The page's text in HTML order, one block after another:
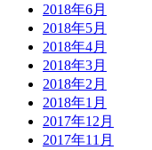
2018年6月
2018年5月
2018年4月
2018年3月
2018年2月
2018年1月
2017年12月
2017年11月